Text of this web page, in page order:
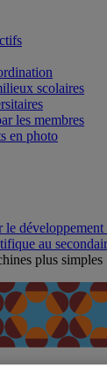
scolaires
les membres
en photo
le développement
au
plus simples